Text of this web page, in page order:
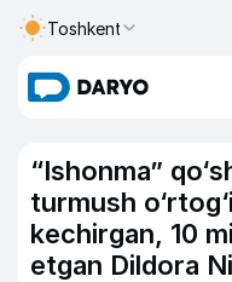
Toshkent
“Ishonma”
turmush
kechirgan, 10
etgan Dildora